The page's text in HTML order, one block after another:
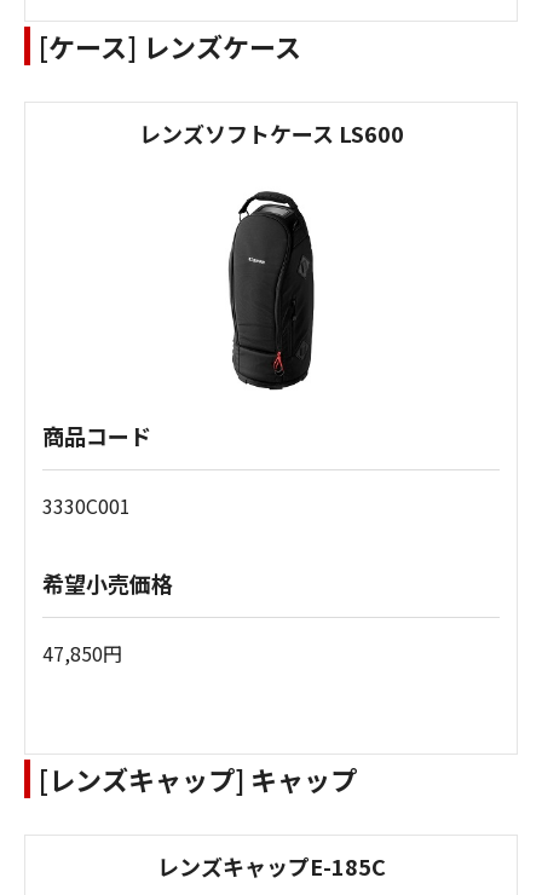
[ケース] レンズケース
レンズソフトケース LS600
商品コード
3330C001
希望小売価格
47,850円
[レンズキャップ] キャップ
レンズキャップE-185C